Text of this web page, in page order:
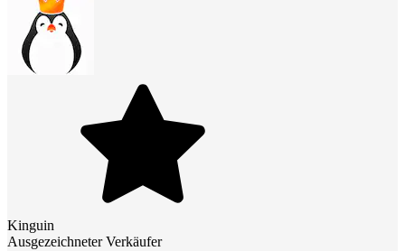
Kinguin
Ausgezeichneter Verkäufer